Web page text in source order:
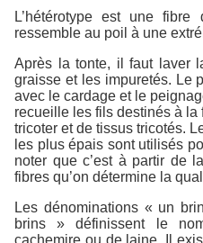
L’hétérotype est une
ressemble au poil à une
Après la tonte, il faut laver
graisse et les impuretés. Le
avec le cardage et le
recueille les fils destinés à
tricoter et de tissus tricotés.
les plus épais sont utilisés
noter que c’est à partir de
fibres qu’on détermine la
Les dénominations « un
brins » définissent le
cachemire ou de laine. Il